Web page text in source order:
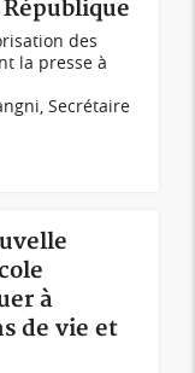
des
la presse à
Secrétaire
à
de vie et